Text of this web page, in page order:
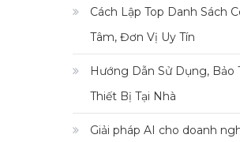
Cách Lập Top Danh Sách
Tâm, Đơn Vị Uy Tín
Hướng Dẫn Sử Dụng, Bảo
Thiết Bị Tại Nhà
Giải pháp AI cho doanh